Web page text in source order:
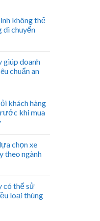
không thể
di chuyển
giúp doanh
chuẩn an
khách hàng
khi mua
chọn xe
theo ngành
có thể sử
loại thùng